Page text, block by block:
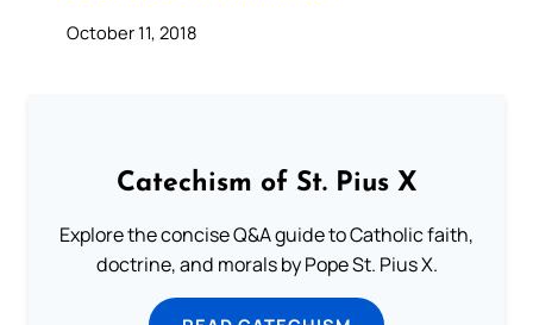
October 11, 2018
Catechism of St. Pius X
Explore the concise Q&A guide to Catholic faith,
doctrine, and morals by Pope St. Pius X.